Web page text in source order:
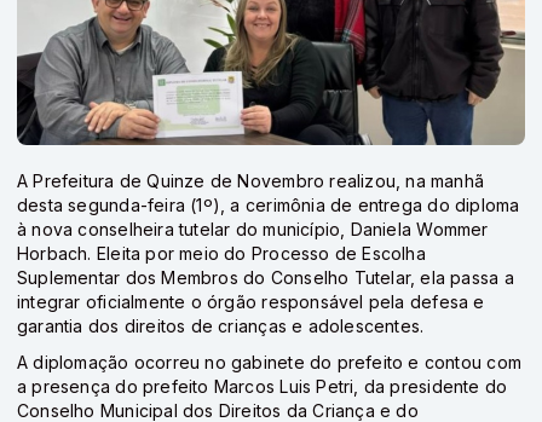
A Prefeitura de Quinze de Novembro realizou, na manhã
desta segunda-feira (1º), a cerimônia de entrega do diploma
à nova conselheira tutelar do município, Daniela Wommer
Horbach. Eleita por meio do Processo de Escolha
Suplementar dos Membros do Conselho Tutelar, ela passa a
integrar oficialmente o órgão responsável pela defesa e
garantia dos direitos de crianças e adolescentes.
A diplomação ocorreu no gabinete do prefeito e contou com
a presença do prefeito Marcos Luis Petri, da presidente do
Conselho Municipal dos Direitos da Criança e do